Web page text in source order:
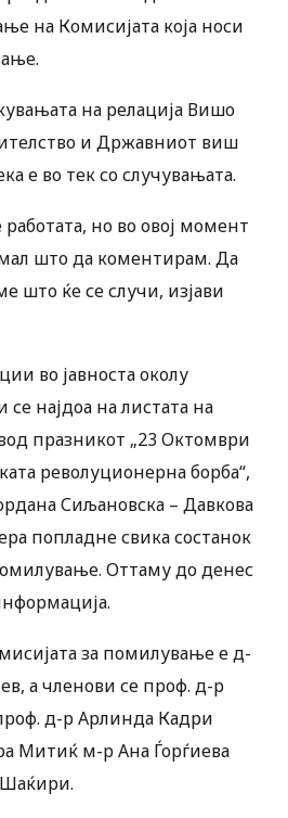
на Комисијата која носи
на релација Вишо
и Државниот виш
е во тек со случувањата.
но во овој момент
што да коментирам. Да
што ќе се случи, изјави
во јавноста околу
најдоа на листата на
празникот „23 Октомври
револуционерна борба“,
Сиљановска – Давкова
попладне свика состанок
Оттаму до денес
за помилување е д-
а членови се проф. д-р
д-р Арлинда Кадри
Митиќ м-р Ана Ѓорѓиева
Шаќири.